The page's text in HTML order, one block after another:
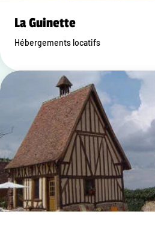
La Guinette
Hébergements locatifs